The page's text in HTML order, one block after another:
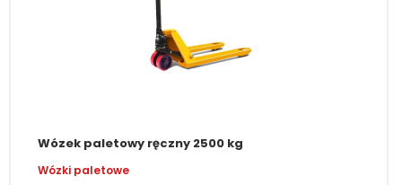
Wózek paletowy ręczny 2500 kg
Wózki paletowe